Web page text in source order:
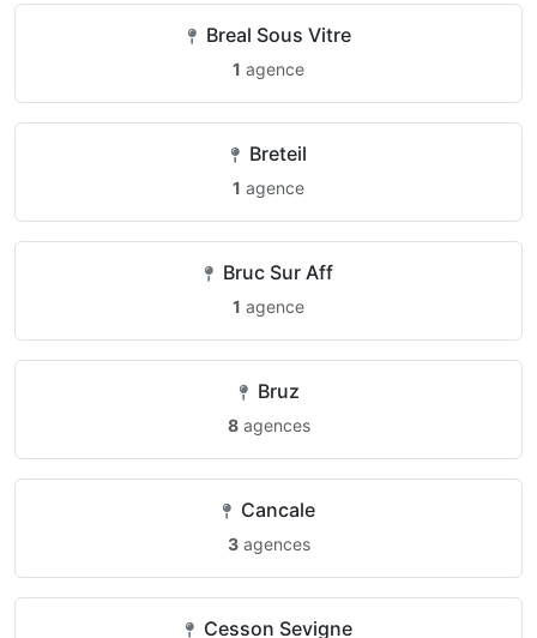
Breal Sous Vitre
1 agence
Breteil
1 agence
Bruc Sur Aff
1 agence
Bruz
8agences
Cancale
3agences
Cesson Sevigne